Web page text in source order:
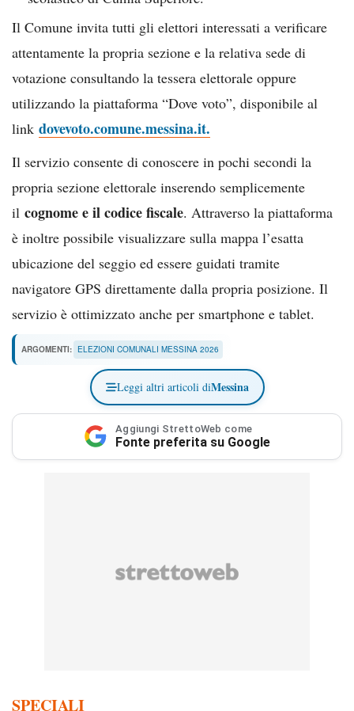
Il Comune invita tutti gli elettori interessati a verificare
attentamente la propria sezione e la relativa sede di
votazione consultando la tessera elettorale oppure
utilizzando la piattaforma “Dove voto”, disponibile al
link dovevoto.comune.messina.it.
Il servizio consente di conoscere in pochi secondi la
propria sezione elettorale inserendo semplicemente
il cognome e il codice fiscale. Attraverso la piattaforma
è inoltre possibile visualizzare sulla mappa l’esatta
ubicazione del seggio ed essere guidati tramite
navigatore GPS direttamente dalla propria posizione. Il
servizio è ottimizzato anche per smartphone e tablet.
ARGOMENTI: ELEZIONI COMUNALI MESSINA 2026
Leggi altri articoli diMessina
Aggiungi StrettoWeb come
Fonte preferita su Google
SPECIALI